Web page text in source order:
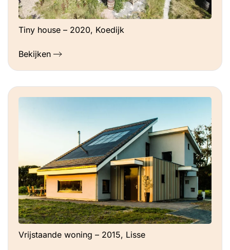
Tiny house – 2020, Koedijk
Bekijken
Vrijstaande woning – 2015, Lisse